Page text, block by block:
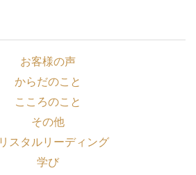
お客様の声
からだのこと
こころのこと
その他
スタルリーディング
学び